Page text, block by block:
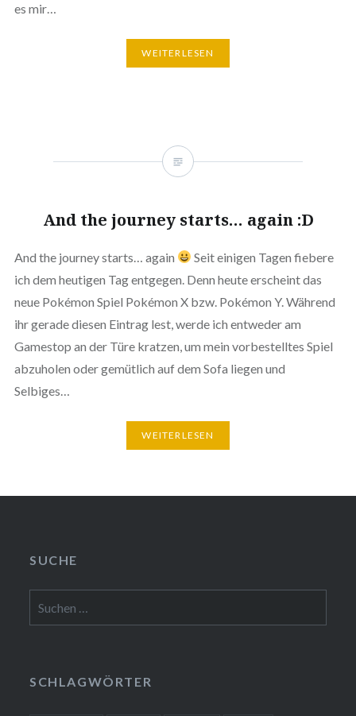
es mir…
WEITERLESEN
And the journey starts… again :D
And the journey starts… again
Seit einigen Tagen fiebere
ich dem heutigen Tag entgegen. Denn heute erscheint das
neue Pokémon Spiel Pokémon X bzw. Pokémon Y. Während
ihr gerade diesen Eintrag lest, werde ich entweder am
Gamestop an der Türe kratzen, um mein vorbestelltes Spiel
abzuholen oder gemütlich auf dem Sofa liegen und
Selbiges…
WEITERLESEN
SUCHE
nach:
SCHLAGWÖRTER